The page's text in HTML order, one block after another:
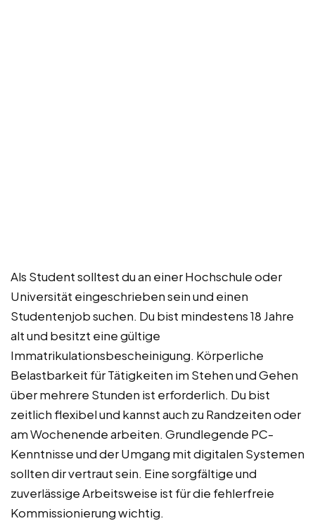
Als Student solltest du an einer Hochschule oder
Universität eingeschrieben sein und einen
Studentenjob suchen. Du bist mindestens 18 Jahre
alt und besitzt eine gültige
Immatrikulationsbescheinigung. Körperliche
Belastbarkeit für Tätigkeiten im Stehen und Gehen
über mehrere Stunden ist erforderlich. Du bist
zeitlich flexibel und kannst auch zu Randzeiten oder
am Wochenende arbeiten. Grundlegende PC-
Kenntnisse und der Umgang mit digitalen Systemen
sollten dir vertraut sein. Eine sorgfältige und
zuverlässige Arbeitsweise ist für die fehlerfreie
Kommissionierung wichtig.